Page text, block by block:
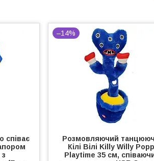
співає
–14%
Розмовляючий
Кілі Вілі Killy Willy
Playtime 35 см,